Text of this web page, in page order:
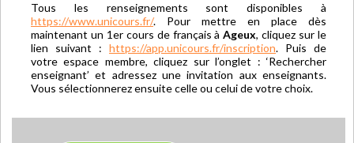
Tous les renseignements sont disponibles à
https://www.unicours.fr/. Pour mettre en place dès
maintenant un 1er cours de français àAgeux, cliquez sur le
lien suivant : https://app.unicours.fr/inscription. Puis de
votre espace membre, cliquez sur l’onglet : ‘Rechercher
enseignant’ et adressez une invitation aux enseignants.
Vous sélectionnerez ensuite celle ou celui de votre choix.